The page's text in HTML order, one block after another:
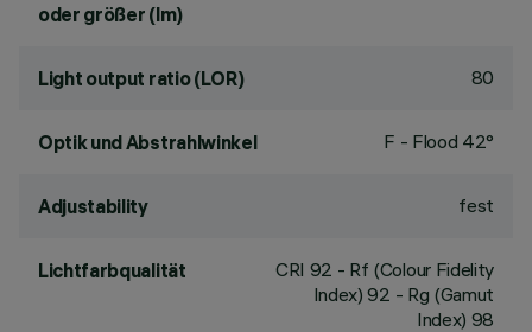
oder größer (lm)
Light output ratio (LOR) 80
Optik und Abstrahlwinkel F - Flood 42°
Adjustability fest
Lichtfarbqualität CRI 92 - Rf (Colour Fidelity
Index) 92 - Rg (Gamut
Index) 98